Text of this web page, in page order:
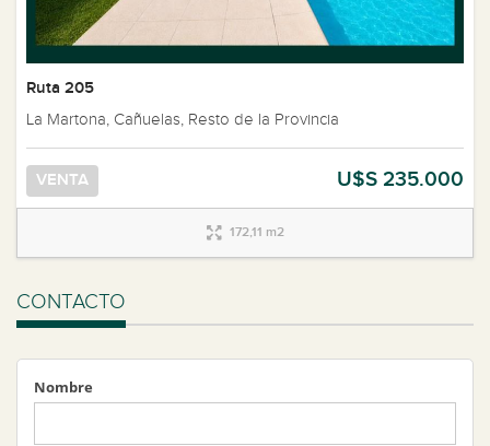
Ruta 205
La Martona, Cañuelas, Resto de la Provincia
VENTA U$S 235.000
172,11 m2
CONTACTO
Nombre